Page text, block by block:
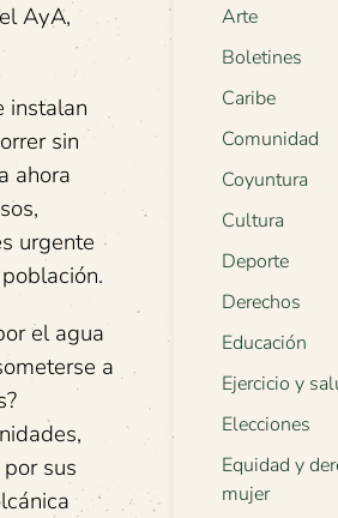
AyA,
instalan
sin
ahora
urgente
el agua
a
sus
Arte
Boletines
Caribe
Comunidad
Coyuntura
Cultura
Deporte
Derechos
Educación
Ejercicio y
Elecciones
Equidad y
mujer